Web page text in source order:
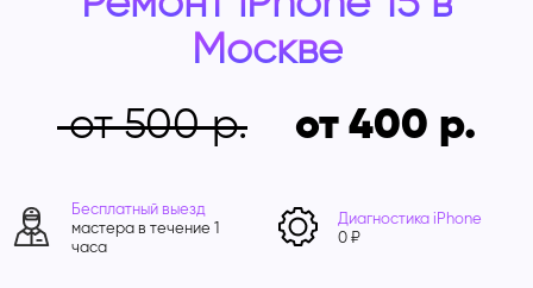
Москве
от 500
от 400
Бесплатный выезд
мастера в течение 1
часа
Диагностика iPhone
0 ₽